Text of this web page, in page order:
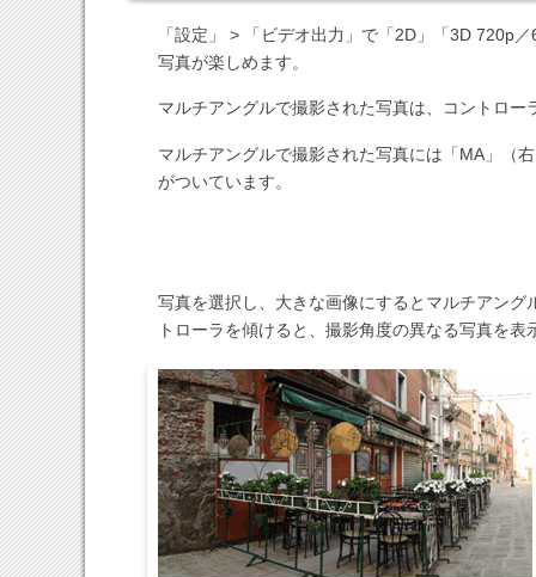
「設定」 > 「ビデオ出力」で「2D」「3D 720p
写真が楽しめます。
マルチアングルで撮影された写真は、コントロ
マルチアングルで撮影された写真には「MA」（
がついています。
写真を選択し、大きな画像にするとマルチアング
トローラを傾けると、撮影角度の異なる写真を表